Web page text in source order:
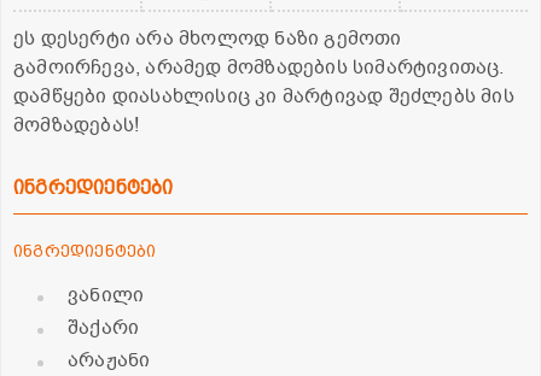
ეს დესერტი არა მხოლოდ ნაზი გემოთი
გამოირჩევა, არამედ მომზადების სიმარტივითაც.
დამწყები დიასახლისიც კი მარტივად შეძლებს მის
მომზადებას!
ინგრედიენტები
ინგრედიენტები
ვანილი
შაქარი
არაჟანი